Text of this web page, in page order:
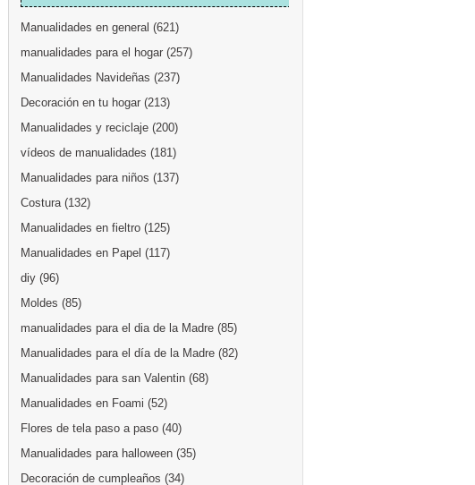
Manualidades en general (621)
manualidades para el hogar (257)
Manualidades Navideñas (237)
Decoración en tu hogar (213)
Manualidades y reciclaje (200)
vídeos de manualidades (181)
Manualidades para niños (137)
Costura (132)
Manualidades en fieltro (125)
Manualidades en Papel (117)
diy (96)
Moldes (85)
manualidades para el dia de la Madre (85)
Manualidades para el día de la Madre (82)
Manualidades para san Valentin (68)
Manualidades en Foami (52)
Flores de tela paso a paso (40)
Manualidades para halloween (35)
Decoración de cumpleaños (34)